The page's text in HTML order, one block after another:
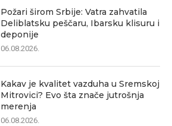
Požari širom Srbije: Vatra zahvatila
Deliblatsku peščaru, Ibarsku klisuru i
deponije
06.08.2026.
Kakav je kvalitet vazduha u Sremskoj
Mitrovici? Evo šta znače jutrošnja
merenja
06.08.2026.